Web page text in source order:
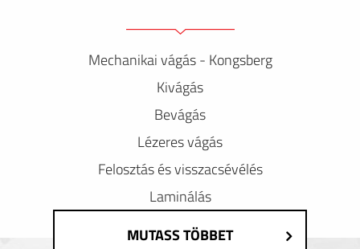
Mechanikai vágás - Kongsberg
Kivágás
Bevágás
Lézeres vágás
Felosztás és visszacsévélés
Laminálás
MUTASS TÖBBET